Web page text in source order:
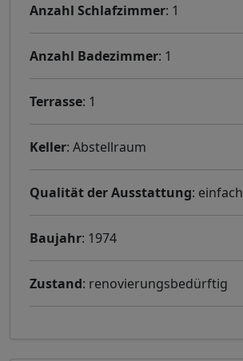
Anzahl Schlafzimmer: 1
Anzahl Badezimmer: 1
Terrasse: 1
Keller: Abstellraum
Qualität der Ausstattung: einfach
Baujahr: 1974
Zustand: renovierungsbedürftig